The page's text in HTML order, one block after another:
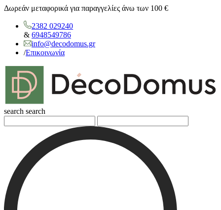
Δωρεάν μεταφορικά για παραγγελίες άνω των 100 €
2382 029240
& 6948549786
info@decodomus.gr
/Επικοινωνία
search search